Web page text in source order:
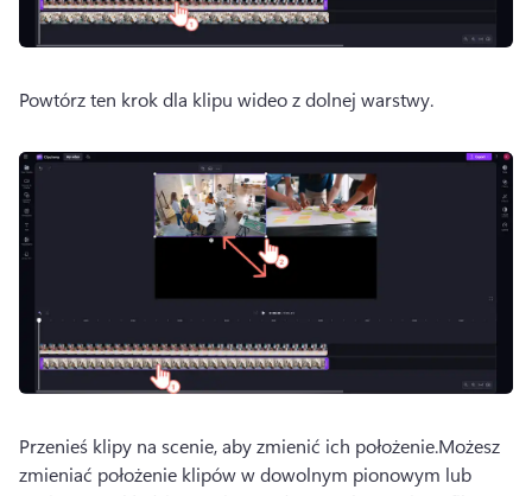
Powtórz ten krok dla klipu wideo z dolnej warstwy.
Przenieś klipy na scenie, aby zmienić ich położenie.Możesz
zmieniać położenie klipów w dowolnym pionowym lub